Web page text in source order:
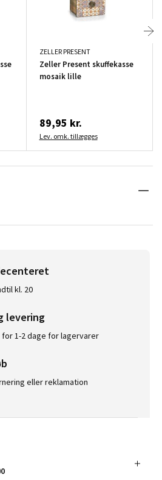
ZELLER PRESENT
Zeller Present skuffekasse
mosaik lille
89,95 kr.
Lev. omk. tillægges
kl. 20
levering
1-2 dage for lagervarer
eller reklamation